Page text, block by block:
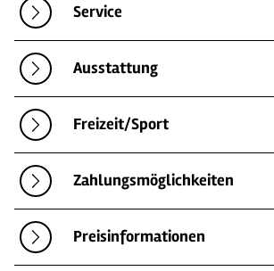
Service
Ausstattung
Freizeit/Sport
Zahlungsmöglichkeiten
Preisinformationen